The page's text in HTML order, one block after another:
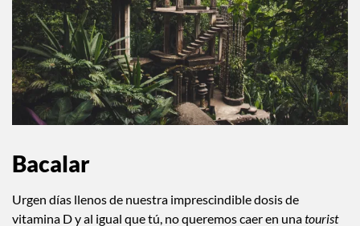
Bacalar
Urgen días llenos de nuestra imprescindible dosis de
vitamina D y al igual que tú, no queremos caer en unatourist